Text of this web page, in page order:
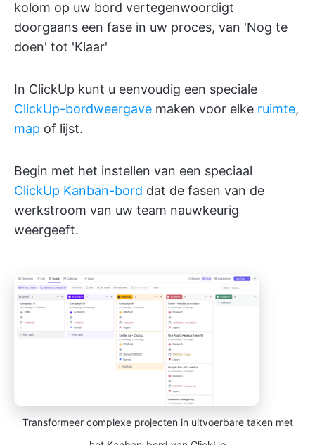
kolom op uw bord vertegenwoordigt
doorgaans een fase in uw proces, van 'Nog te
doen' tot 'Klaar'
In ClickUp kunt u eenvoudig een speciale
ClickUp-bordweergave maken voor elke ruimte,
map of lijst.
Begin met het instellen van een speciaal
ClickUp Kanban-bord dat de fasen van de
werkstroom van uw team nauwkeurig
weergeeft.
Transformeer complexe projecten in uitvoerbare taken met